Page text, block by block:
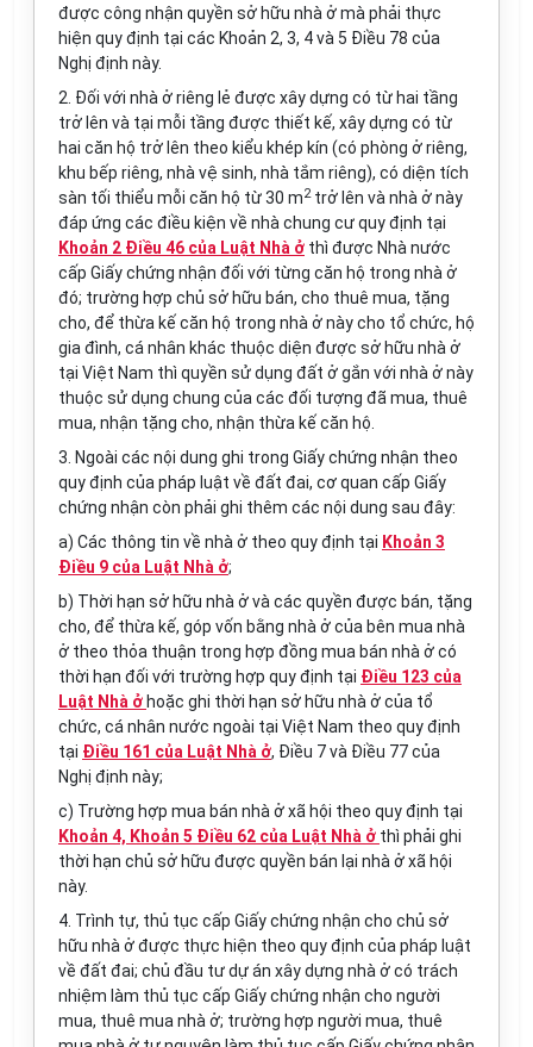
được công nhận quyền sở hữu nhà ở mà phải thực
hiện quy định tại các Khoản 2, 3, 4 và 5 Điều 78 của
Nghị định này.
2. Đối với nhà ở riêng lẻ được xây dựng có từ hai tầng
trở lên và tại mỗi tầng được thiết kế, xây dựng có từ
hai căn hộ trở lên theo kiểu khép kín (có phòng ở riêng,
khu bếp riêng, nhà vệ sinh, nhà tắm riêng), có diện tích
sàn tối thiểu mỗi căn hộ từ 30 m2trở lên và nhà ở này
đáp ứng các điều kiện về nhà chung cư quy định tại
Khoản 2 Điều 46 của Luật Nhà ở thì được Nhà nước
cấp Giấy chứng nhận đối với từng căn hộ trong nhà ở
đó; trường hợp chủ sở hữu bán, cho thuê mua, tặng
cho, để thừa kế căn hộ trong nhà ở này cho tổ chức, hộ
gia đình, cá nhân khác thuộc diện được sở hữu nhà ở
tại Việt Nam thì quyền sử dụng đất ở gắn với nhà ở này
thuộc sử dụng chung của các đối tượng đã mua, thuê
mua, nhận tặng cho, nhận thừa kế căn hộ.
3. Ngoài các nội dung ghi trong Giấy chứng nhận theo
quy định của pháp luật về đất đai, cơ quan cấp Giấy
chứng nhận còn phải ghi thêm các nội dung sau đây:
a) Các thông tin về nhà ở theo quy định tại Khoản 3
Điều 9 của Luật Nhà ở;
b) Thời hạn sở hữu nhà ở và các quyền được bán, tặng
cho, để thừa kế, góp vốn bằng nhà ở của bên mua nhà
ở theo thỏa thuận trong hợp đồng mua bán nhà ở có
thời hạn đối với trường hợp quy định tại Điều 123 của
Luật Nhà ở hoặc ghi thời hạn sở hữu nhà ở của tổ
chức, cá nhân nước ngoài tại Việt Nam theo quy định
tại Điều 161 của Luật Nhà ở, Điều 7 và Điều 77 của
Nghị định này;
c) Trường hợp mua bán nhà ở xã hội theo quy định tại
Khoản 4, Khoản 5 Điều 62 của Luật Nhà ở thì phải ghi
thời hạn chủ sở hữu được quyền bán lại nhà ở xã hội
này.
4. Trình tự, thủ tục cấp Giấy chứng nhận cho chủ sở
hữu nhà ở được thực hiện theo quy định của pháp luật
về đất đai; chủ đầu tư dự án xây dựng nhà ở có trách
nhiệm làm thủ tục cấp Giấy chứng nhận cho người
mua, thuê mua nhà ở; trường hợp người mua, thuê